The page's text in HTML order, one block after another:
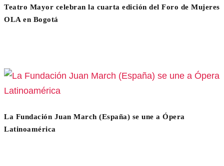
Teatro Mayor celebran la cuarta edición del Foro de Mujeres
OLA en Bogotá
La Fundación Juan March (España) se une a Ópera
Latinoamérica